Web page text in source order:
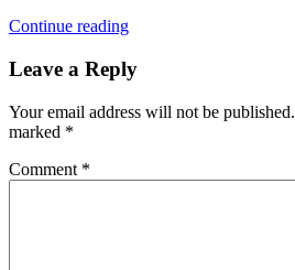
Continue reading
Leave a Reply
Your email address will not be published.
marked *
Comment *